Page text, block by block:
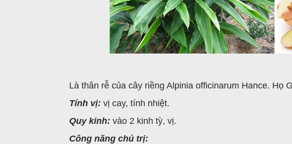
Là thân rễ của cây riềng Alpinia officinarum Hance. Họ
Tính vị: vị cay, tính nhiệt.
Quy kinh: vào 2 kinh tỳ, vị.
Công năng chủ trị: